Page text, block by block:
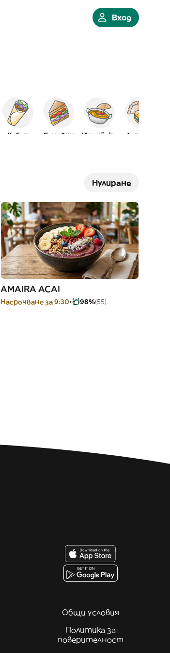
Вход
Кебап Сандвич Индийскa Латино
Нулиране
AMAIRA ACAI
Насрочване за 9:30 98%(55)
Общи условия
Политика за
поверителност